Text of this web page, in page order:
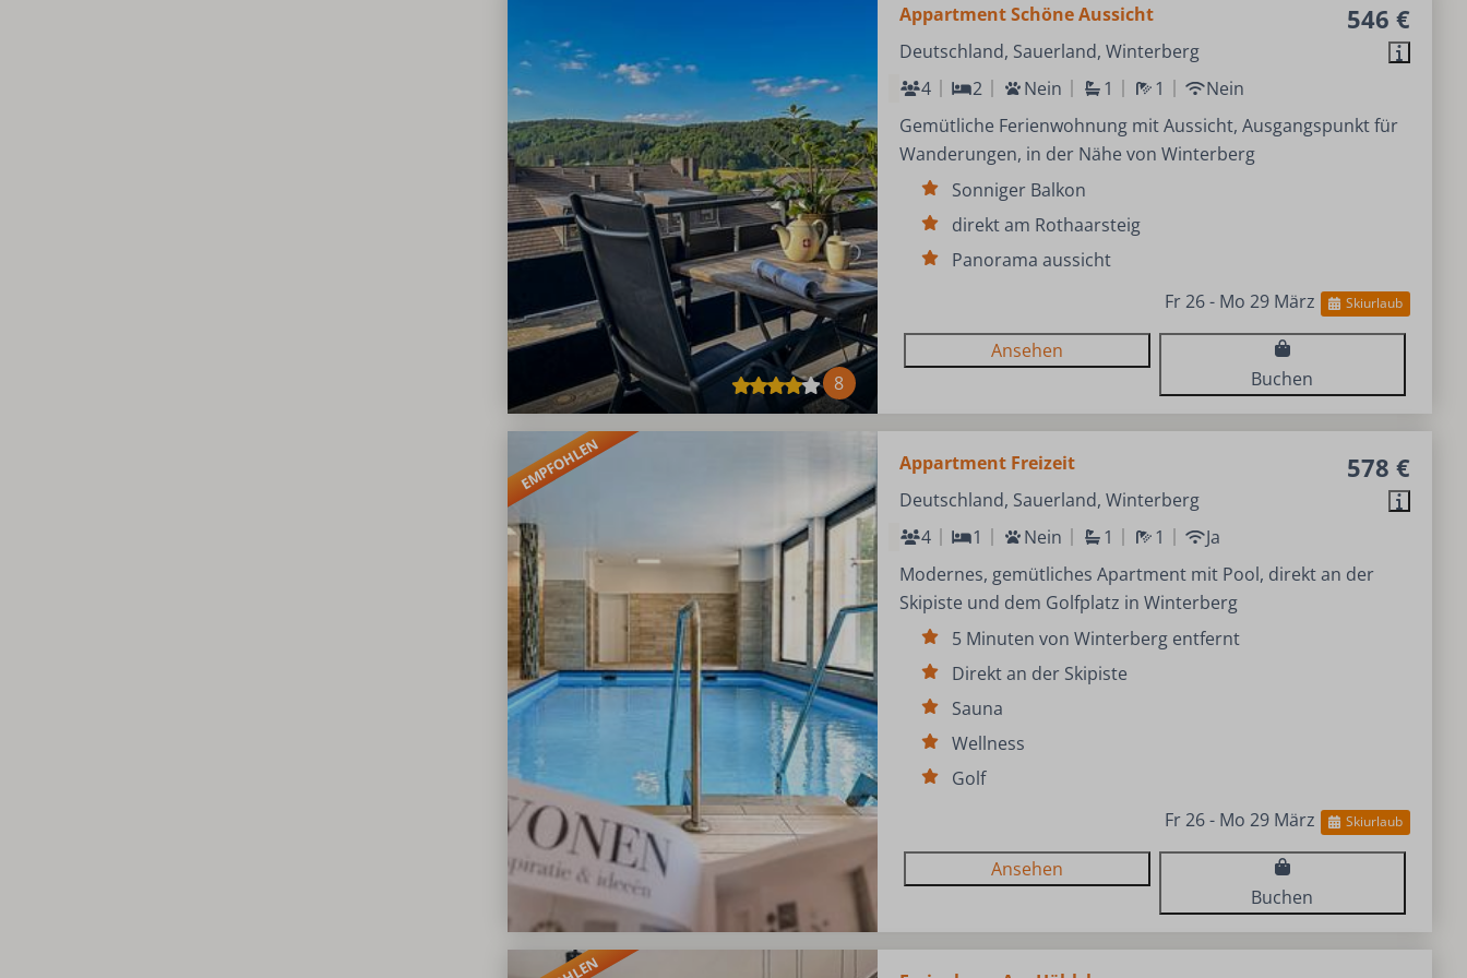
8
546 €
Appartment Schöne Aussicht
Deutschland, Sauerland, Winterberg
4
2 Nein 1 1
Nein
Gemütliche Ferienwohnung mit Aussicht, Ausgangspunkt für
Wanderungen, in der Nähe von Winterberg
Sonniger Balkon
direkt am Rothaarsteig
Panorama aussicht
Fr 26 - Mo 29 März
Skiurlaub
Ansehen
Buchen
EMPFOHLEN 578 €
Appartment Freizeit
Deutschland, Sauerland, Winterberg
4
1 Nein 1 1
Ja
Modernes, gemütliches Apartment mit Pool, direkt an der
Skipiste und dem Golfplatz in Winterberg
5 Minuten von Winterberg entfernt
Direkt an der Skipiste
Sauna
Wellness
Golf
Fr 26 - Mo 29 März
Skiurlaub
Ansehen
Buchen